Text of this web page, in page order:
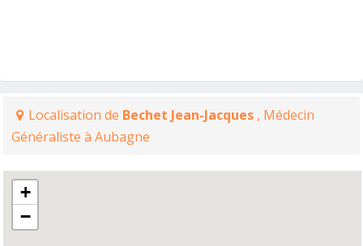
Localisation de Bechet Jean-Jacques , Médecin
Généraliste à Aubagne
+
−